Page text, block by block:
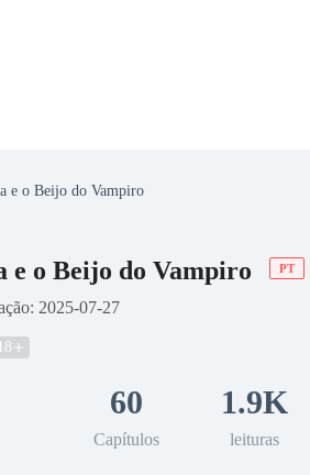
e o Beijo do Vampiro
e o Beijo do Vampiro PT
2025-07-27
18
60
Capítulos
1.9K
leituras